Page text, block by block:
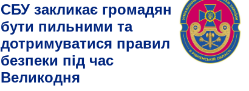
СБУ закликає громадян
бути пильними та
дотримуватися правил
безпеки під час
Великодня